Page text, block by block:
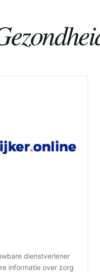
dienstverlener
informatie over zorg